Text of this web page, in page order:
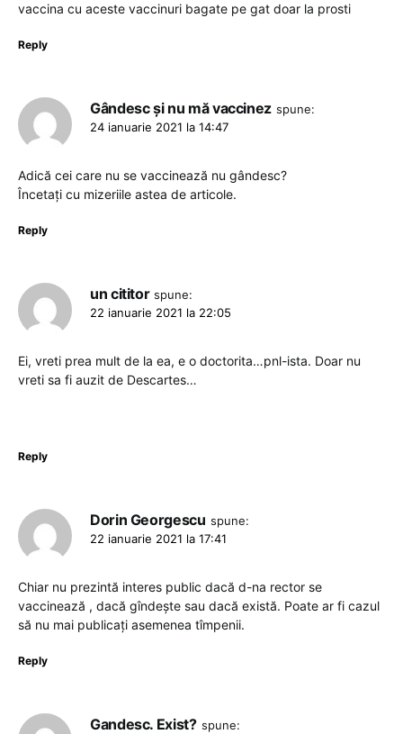
vaccina cu aceste vaccinuri bagate pe gat doar la prosti
Reply
Gândesc și nu mă vaccinez spune:
24 ianuarie 2021 la 14:47
Adică cei care nu se vaccinează nu gândesc?
Încetați cu mizeriile astea de articole.
Reply
un cititor spune:
22 ianuarie 2021 la 22:05
Ei, vreti prea mult de la ea, e o doctorita…pnl-ista. Doar nu
vreti sa fi auzit de Descartes…
Reply
Dorin Georgescu spune:
22 ianuarie 2021 la 17:41
Chiar nu prezintă interes public dacă d-na rector se
vaccinează , dacă gîndește sau dacă există. Poate ar fi cazul
să nu mai publicați asemenea tîmpenii.
Reply
Gandesc. Exist? spune: